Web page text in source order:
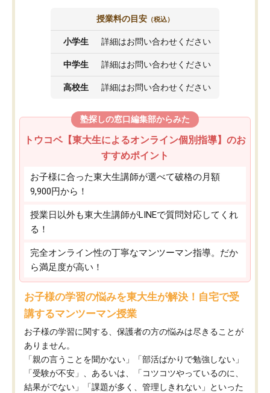
授業料の目安 （税込）
小学生 詳細はお問い合わせください
中学生 詳細はお問い合わせください
高校生 詳細はお問い合わせください
塾探しの窓口編集部からみた
トウコベ【東大生によるオンライン個別指導】のお
すすめポイント
お子様に合った東大生講師が選べて破格の月額
9,900円から！
授業日以外も東大生講師がLINEで質問対応してくれ
る！
完全オンライン性の丁寧なマンツーマン指導。だか
ら満足度が高い！
お子様の学習の悩みを東大生が解決！自宅で受
講するマンツーマン授業
お子様の学習に関する、保護者の方の悩みは尽きることが
ありません。
「親の言うことを聞かない」「部活ばかりで勉強しない」
「受験が不安」、あるいは、「コツコツやっているのに、
結果がでない」「課題が多く、管理しきれない」といった